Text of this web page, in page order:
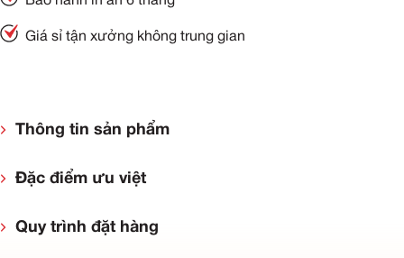
Giá sỉ tận xưởng không trung gian
Thông tin sản phẩm
Đặc điểm ưu việt
Quy trình đặt hàng